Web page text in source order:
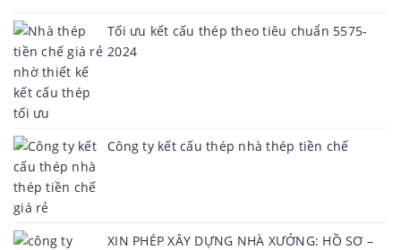
Tối ưu kết cấu thép theo tiêu chuẩn 5575-
2024
Công ty kết cấu thép nhà thép tiền chế
XIN PHÉP XÂY DỰNG NHÀ XƯỞNG: HỒ SƠ –